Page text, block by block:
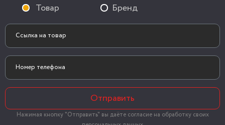
Товар Бренд
Отправить
Нажимая кнопку "Отправить" вы даёте согласие на обработку своих